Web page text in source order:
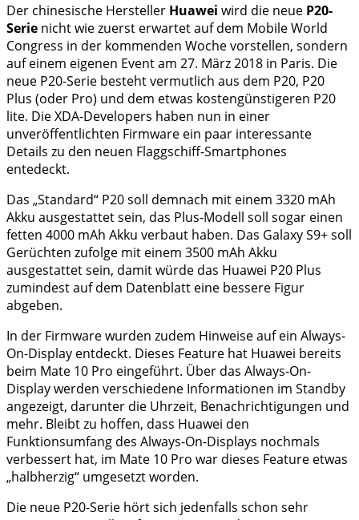
Der chinesische Hersteller Huawei wird die neue P20-
Serie nicht wie zuerst erwartet auf dem Mobile World
Congress in der kommenden Woche vorstellen, sondern
auf einem eigenen Event am 27. März 2018 in Paris. Die
neue P20-Serie besteht vermutlich aus dem P20, P20
Plus (oder Pro) und dem etwas kostengünstigeren P20
lite. Die XDA-Developers haben nun in einer
unveröffentlichten Firmware ein paar interessante
Details zu den neuen Flaggschiff-Smartphones
entedeckt.
Das „Standard“ P20 soll demnach mit einem 3320 mAh
Akku ausgestattet sein, das Plus-Modell soll sogar einen
fetten 4000 mAh Akku verbaut haben. Das Galaxy S9+ soll
Gerüchten zufolge mit einem 3500 mAh Akku
ausgestattet sein, damit würde das Huawei P20 Plus
zumindest auf dem Datenblatt eine bessere Figur
abgeben.
In der Firmware wurden zudem Hinweise auf ein Always-
On-Display entdeckt. Dieses Feature hat Huawei bereits
beim Mate 10 Pro eingeführt. Über das Always-On-
Display werden verschiedene Informationen im Standby
angezeigt, darunter die Uhrzeit, Benachrichtigungen und
mehr. Bleibt zu hoffen, dass Huawei den
Funktionsumfang des Always-On-Displays nochmals
verbessert hat, im Mate 10 Pro war dieses Feature etwas
„halbherzig“ umgesetzt worden.
Die neue P20-Serie hört sich jedenfalls schon sehr